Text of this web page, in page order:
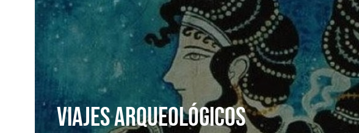
VIAJES ARQUEOLÓGICOS